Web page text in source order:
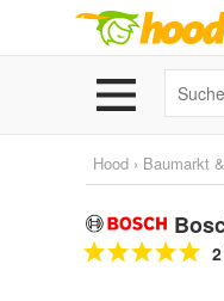
Hood › Baumarkt
2